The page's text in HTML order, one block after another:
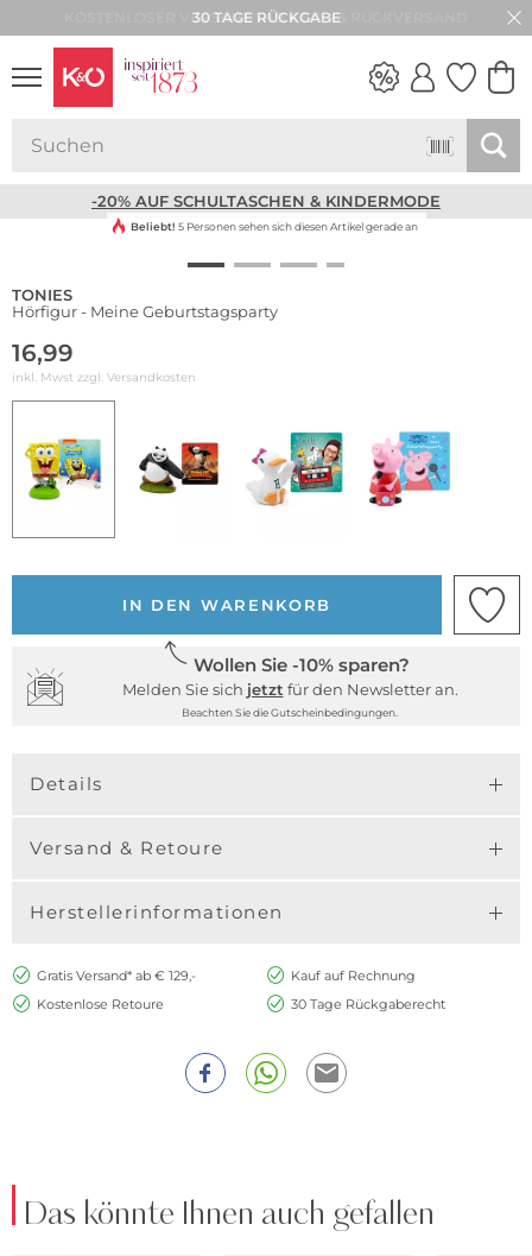
30 TAGE RÜCKGABE
-20% AUF SCHULTASCHEN & KINDERMODE
Beliebt! 5 Personen sehen sich diesen Artikel gerade an
TONIES
Hörfigur - Meine Geburtstagsparty
16,99
inkl. Mwst zzgl. Versandkosten
IN DEN WARENKORB
Wollen Sie -10% sparen?
Melden Sie sich jetzt für den Newsletter an.
Beachten Sie die Gutscheinbedingungen.
Details
Versand & Retoure
Herstellerinformationen
Gratis Versand* ab € 129,-
Kauf auf Rechnung
Kostenlose Retoure
30 Tage Rückgaberecht
Das könnte Ihnen auch gefallen